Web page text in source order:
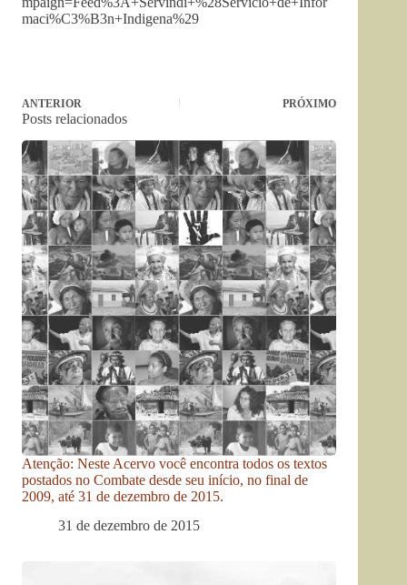
maci%C3%B3n+Indigena%29
ANTERIOR PRÓXIMO
Posts relacionados
Atenção: Neste Acervo você encontra todos os textos
postados no Combate desde seu início, no final de
2009, até 31 de dezembro de 2015.
31 de dezembro de 2015